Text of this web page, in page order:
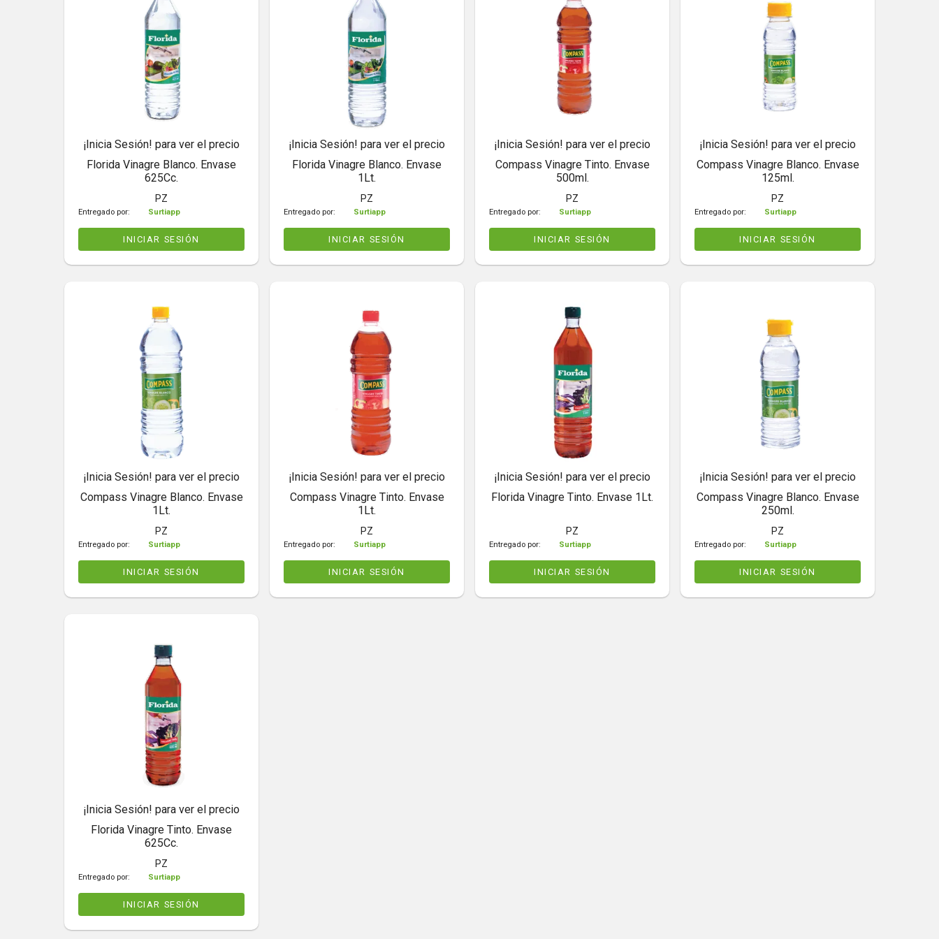
¡Inicia Sesión! para ver el precio
Florida Vinagre Blanco. Envase
625Cc.
PZ
Entregado por: Surtiapp
INICIAR SESIÓN
¡Inicia Sesión! para ver el precio
Florida Vinagre Blanco. Envase
1Lt.
PZ
Entregado por: Surtiapp
INICIAR SESIÓN
¡Inicia Sesión! para ver el precio
Compass Vinagre Tinto. Envase
500ml.
PZ
Entregado por: Surtiapp
INICIAR SESIÓN
¡Inicia Sesión! para ver el precio
Compass Vinagre Blanco. Envase
125ml.
PZ
Entregado por: Surtiapp
INICIAR SESIÓN
¡Inicia Sesión! para ver el precio
Compass Vinagre Blanco. Envase
1Lt.
PZ
Entregado por: Surtiapp
INICIAR SESIÓN
¡Inicia Sesión! para ver el precio
Compass Vinagre Tinto. Envase
1Lt.
PZ
Entregado por: Surtiapp
INICIAR SESIÓN
¡Inicia Sesión! para ver el precio
Florida Vinagre Tinto. Envase 1Lt.
PZ
Entregado por: Surtiapp
INICIAR SESIÓN
¡Inicia Sesión! para ver el precio
Compass Vinagre Blanco. Envase
250ml.
PZ
Entregado por: Surtiapp
INICIAR SESIÓN
¡Inicia Sesión! para ver el precio
Florida Vinagre Tinto. Envase
625Cc.
PZ
Entregado por: Surtiapp
INICIAR SESIÓN